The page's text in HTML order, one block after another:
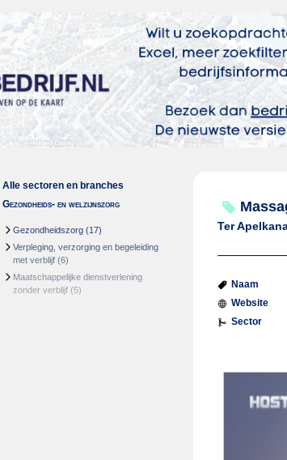
Alle sectoren en branches
Gezondheids- en welzijnszorg
Gezondheidszorg (17)
Verpleging, verzorging en begeleiding
met verblijf (6)
Maatschappelijke dienstverlening
zonder verblijf (5)
Ter
Naam
Website
Sector